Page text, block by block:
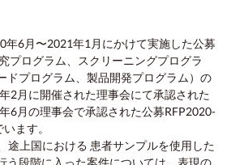
年6月〜2021年1月にかけて実施した公募
プログラム、スクリーニングプログラ
ドプログラム、製品開発プログラム）の
2月に開催された理事会にて承認された
6月の理事会で承認された公募RFP2020-
ます。
途上国における 患者サンプルを使用した
う段階に入った案件については、表現の